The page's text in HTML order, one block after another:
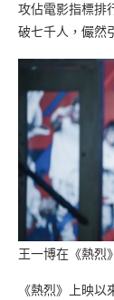
攻佔電影指標排
破七千人，儼然
王一博在《熱烈
《熱烈》上映